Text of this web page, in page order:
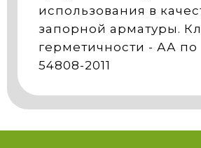
использования в
запорной арматуры.
герметичности - АА по
54808-2011